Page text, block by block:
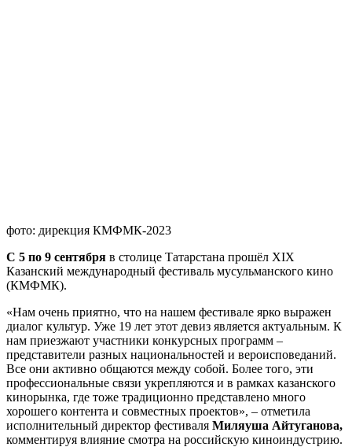
фото: дирекция КМФМК-2023
С 5 по 9 сентября в столице Татарстана прошёл XIX
Казанский международный фестиваль мусульманского кино
(КМФМК).
«Нам очень приятно, что на нашем фестивале ярко выражен
диалог культур. Уже 19 лет этот девиз является актуальным. К
нам приезжают участники конкурсных программ –
представители разных национальностей и вероисповеданий.
Все они активно общаются между собой. Более того, эти
профессиональные связи укрепляются и в рамках казанского
кинорынка, где тоже традиционно представлено много
хорошего контента и совместных проектов», – отметила
исполнительный директор фестиваля Миляуша Айтуганова,
комментируя влияние смотра на российскую киноиндустрию.